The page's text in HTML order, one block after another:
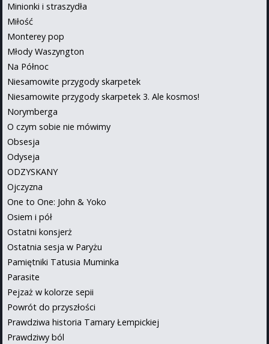
Minionki i straszydła
Miłość
Monterey pop
Młody Waszyngton
Na Północ
Niesamowite przygody skarpetek
Niesamowite przygody skarpetek 3. Ale kosmos!
Norymberga
O czym sobie nie mówimy
Obsesja
Odyseja
ODZYSKANY
Ojczyzna
One to One: John & Yoko
Osiem i pół
Ostatni konsjerż
Ostatnia sesja w Paryżu
Pamiętniki Tatusia Muminka
Parasite
Pejzaż w kolorze sepii
Powrót do przyszłości
Prawdziwa historia Tamary Łempickiej
Prawdziwy ból